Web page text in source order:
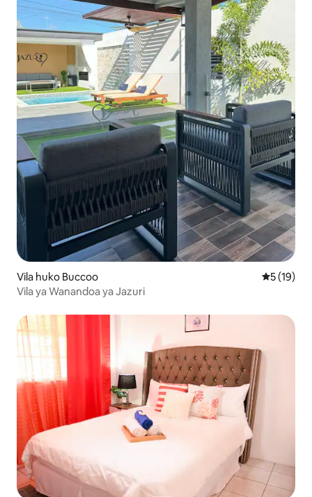
Vila huko Buccoo Ukadiriaji
5 (19)
Vila ya Wanandoa ya Jazuri